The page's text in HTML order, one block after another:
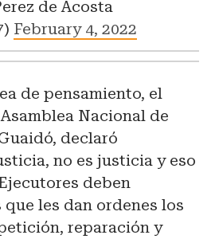
de Acosta
February 4, 2022
de pensamiento, el
Nacional de
declaró
no es justicia y eso
deben
les dan ordenes los
reparación y